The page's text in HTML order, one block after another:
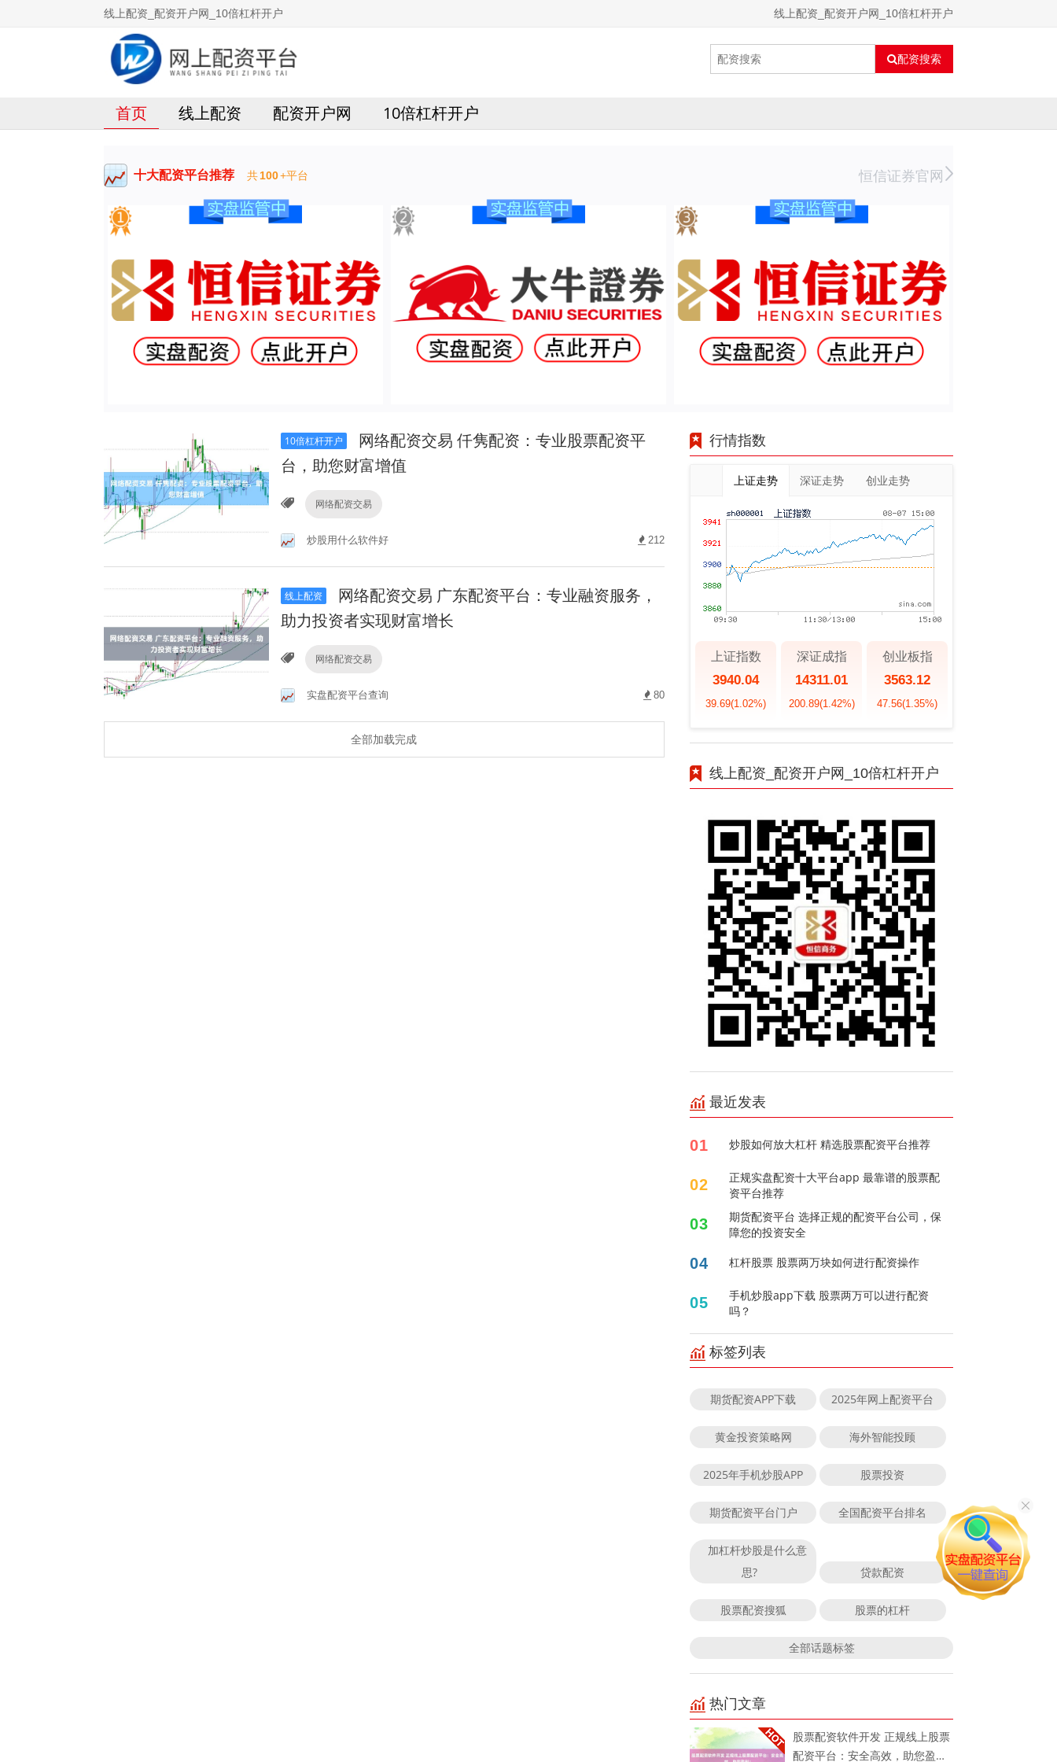
线上配资_配资开户网_10倍杠杆开户 线上配资_配资开户网_10倍杠杆开户
配资搜索
首页 线上配资 配资开户网 10倍杠杆开户
十大配资平台推荐 共100+平台 恒信证券官网
10倍杠杆开户
网络配资交易 仟隽配资：专业股票配资平
台，助您财富增值
网络配资交易
炒股用什么软件好 212
线上配资
网络配资交易 广东配资平台：专业融资服务，
助力投资者实现财富增长
网络配资交易
实盘配资平台查询 80
全部加载完成
行情指数
上证走势 深证走势 创业走势
上证指数
3940.04
39.69(1.02%)
深证成指
14311.01
200.89(1.42%)
创业板指
3563.12
47.56(1.35%)
线上配资_配资开户网_10倍杠杆开户
最近发表
01 炒股如何放大杠杆 精选股票配资平台推荐
02
正规实盘配资十大平台app 最靠谱的股票配
资平台推荐
03
期货配资平台 选择正规的配资平台公司，保
障您的投资安全
04 杠杆股票 股票两万块如何进行配资操作
05
手机炒股app下载 股票两万可以进行配资
吗？
标签列表
期货配资APP下载 2025年网上配资平台
黄金投资策略网 海外智能投顾
2025年手机炒股APP 股票投资
期货配资平台门户 全国配资平台排名
加杠杆炒股是什么意
思?
贷款配资
股票配资搜狐 股票的杠杆
全部话题标签
热门文章
股票配资软件开发 正规线上股票
配资平台：安全高效，助您盈